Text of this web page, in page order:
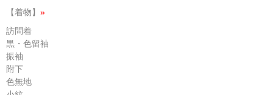
【着物】 »
訪問着
黒・色留袖
振袖
附下
色無地